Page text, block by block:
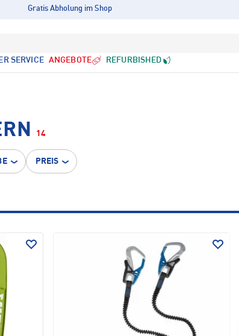
Gratis Abholung im Shop
SERVICE ANGEBOTE REFURBISHED
14
PREIS